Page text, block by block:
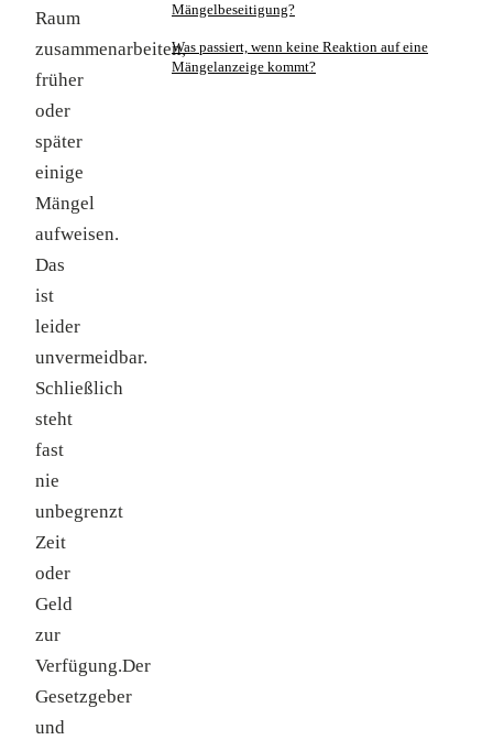
Raum
zusammenarbeiten,
früher
oder
später
einige
Mängel
aufweisen.
Das
ist
leider
unvermeidbar.
Schließlich
steht
fast
nie
unbegrenzt
Zeit
oder
Geld
zur
Verfügung.Der
Gesetzgeber
und
Mängelbeseitigung?
Was passiert, wenn keine Reaktion auf eine
Mängelanzeige kommt?